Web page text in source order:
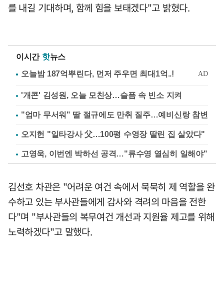
를 내길 기대하며, 함께 힘을 보태겠다"고 밝혔다.
이시간 핫뉴스
'개콘' 김성원, 오늘 모친상…슬픔 속 빈소 지켜
"엄마 무서워" 딸 절규에도 만취 질주…예비신랑 참변
오지헌 "일타강사 父…100평 수영장 딸린 집 살았다"
고영욱, 이번엔 박하선 공격…"류수영 열심히 일해야"
김선호 차관은 "어려운 여건 속에서 묵묵히 제 역할을 완
수하고 있는 부사관들에게 감사와 격려의 마음을 전한
다"며 "부사관들의 복무여건 개선과 지원율 제고를 위해
노력하겠다"고 말했다.